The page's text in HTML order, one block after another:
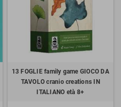
13 FOGLIE family game GIOCO DA
TAVOLO cranio creations IN
ITALIANO età 8+